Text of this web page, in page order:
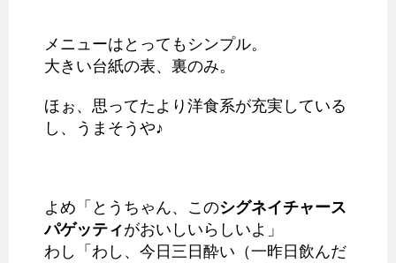
メニューはとってもシンプル。
大きい台紙の表、裏のみ。
ほぉ、思ってたより洋食系が充実している
し、うまそうや♪
よめ「とうちゃん、このシグネイチャース
パゲッティがおいしいらしいよ」
わし「わし、今日三日酔い（一昨日飲んだ